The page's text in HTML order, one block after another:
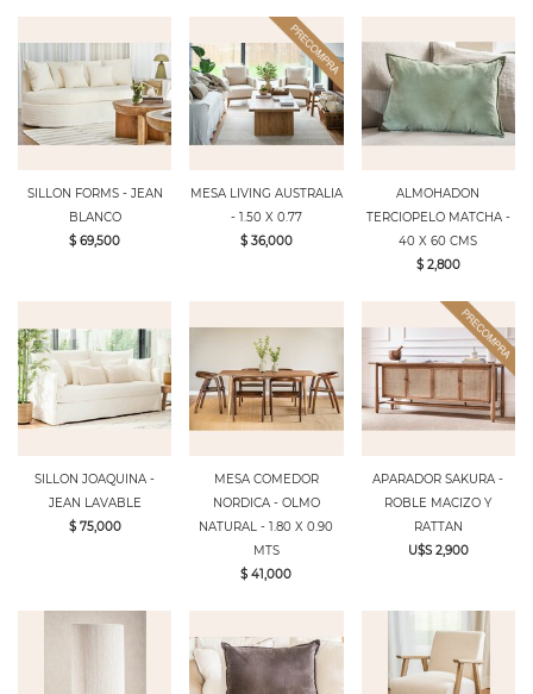
SILLON FORMS - JEAN
BLANCO
$ 69,500
MESA LIVING AUSTRALIA
- 1.50 X 0.77
$ 36,000
ALMOHADON
TERCIOPELO MATCHA -
40 X 60 CMS
$ 2,800
SILLON JOAQUINA -
JEAN LAVABLE
$ 75,000
MESA COMEDOR
NORDICA - OLMO
NATURAL - 1.80 X 0.90
MTS
$ 41,000
APARADOR SAKURA -
ROBLE MACIZO Y
RATTAN
U$S 2,900